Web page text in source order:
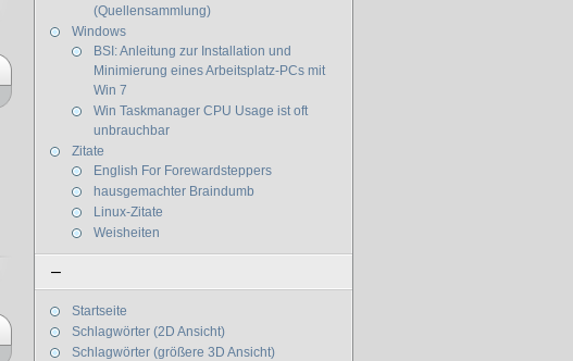
(Quellensammlung)
Windows
BSI: Anleitung zur Installation und
Minimierung eines Arbeitsplatz-PCs mit
Win 7
Win Taskmanager CPU Usage ist oft
unbrauchbar
Zitate
English For Forewardsteppers
hausgemachter Braindumb
Linux-Zitate
Weisheiten
–
Startseite
Schlagwörter (2D Ansicht)
Schlagwörter (größere 3D Ansicht)